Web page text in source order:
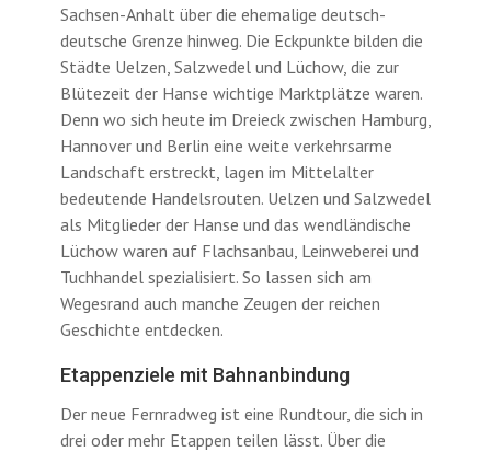
Sachsen-Anhalt über die ehemalige deutsch-
deutsche Grenze hinweg. Die Eckpunkte bilden die
Städte Uelzen, Salzwedel und Lüchow, die zur
Blütezeit der Hanse wichtige Marktplätze waren.
Denn wo sich heute im Dreieck zwischen Hamburg,
Hannover und Berlin eine weite verkehrsarme
Landschaft erstreckt, lagen im Mittelalter
bedeutende Handelsrouten. Uelzen und Salzwedel
als Mitglieder der Hanse und das wendländische
Lüchow waren auf Flachsanbau, Leinweberei und
Tuchhandel spezialisiert. So lassen sich am
Wegesrand auch manche Zeugen der reichen
Geschichte entdecken.
Etappenziele mit Bahnanbindung
Der neue Fernradweg ist eine Rundtour, die sich in
drei oder mehr Etappen teilen lässt. Über die